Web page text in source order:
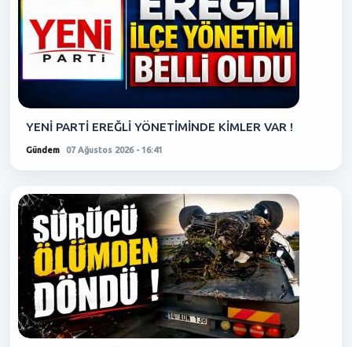
YENİ PARTİ EREĞLİ YÖNETİMİNDE KİMLER VAR !
Gündem 07 Ağustos 2026 - 16:41